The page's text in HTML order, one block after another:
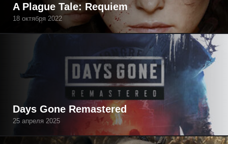
A Plague Tale: Requiem
18 октября 2022
Days Gone Remastered
25 апреля 2025